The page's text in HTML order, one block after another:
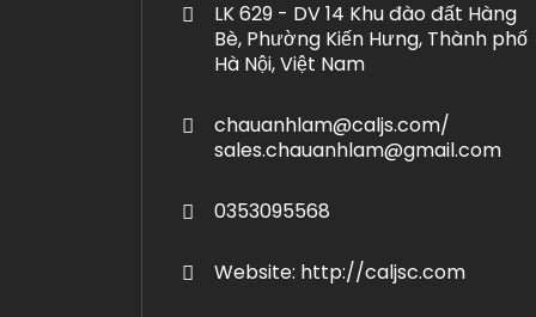
LK 629 - DV 14 Khu đào đất Hàng
Bè, Phường Kiến Hưng, Thành phố
Hà Nội, Việt Nam
chauanhlam@caljs.com/
sales.chauanhlam@gmail.com
0353095568
Website: http://caljsc.com